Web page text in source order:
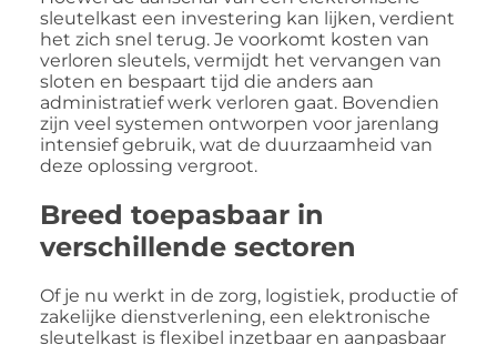
sleutelkast een investering kan lijken, verdient
het zich snel terug. Je voorkomt kosten van
verloren sleutels, vermijdt het vervangen van
sloten en bespaart tijd die anders aan
administratief werk verloren gaat. Bovendien
zijn veel systemen ontworpen voor jarenlang
intensief gebruik, wat de duurzaamheid van
deze oplossing vergroot.
Breed toepasbaar in
verschillende sectoren
Of je nu werkt in de zorg, logistiek, productie of
zakelijke dienstverlening, een elektronische
sleutelkast is flexibel inzetbaar en aanpasbaar